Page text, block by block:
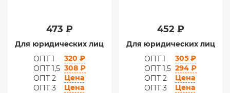
473 ₽
Для юридических лиц
ОПТ 1
320 ₽
ОПТ 1,5 308 ₽
ОПТ 2
Цена
ОПТ 3
Цена
452 ₽
Для юридических лиц
ОПТ 1
305 ₽
ОПТ 1,5 294 ₽
ОПТ 2
Цена
ОПТ 3
Цена